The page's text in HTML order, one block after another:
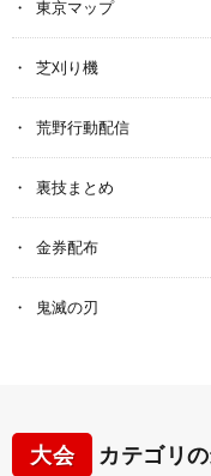
東京マップ
芝刈り機
荒野行動配信
裏技まとめ
金券配布
鬼滅の刃
大会 カテゴリ